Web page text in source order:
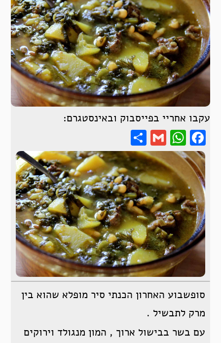
עקבו אחריי בפייסבוק ובאינסטגרם:
Facebook
WhatsApp
Gmail
סופשבוע האחרון הכנתי סיר מופלא שהוא בין
מרק לתבשיל .
עם בשר בבישול ארוך , המון מנגולד וירוקים